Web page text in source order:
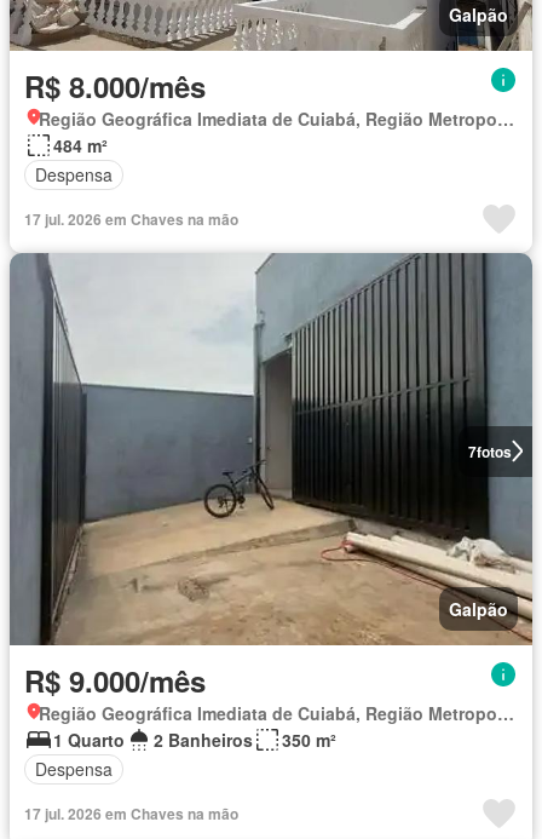
Galpão
R$ 8.000/mês
Região Geográfica Imediata de Cuiabá, Região Metropolitana do Vale do Rio Cuiabá
484 m²
Despensa
17 jul. 2026 em Chaves na mão
7fotos
Galpão
R$ 9.000/mês
Região Geográfica Imediata de Cuiabá, Região Metropolitana do Vale do Rio Cuiabá
1 Quarto
2 Banheiros
350 m²
Despensa
17 jul. 2026 em Chaves na mão